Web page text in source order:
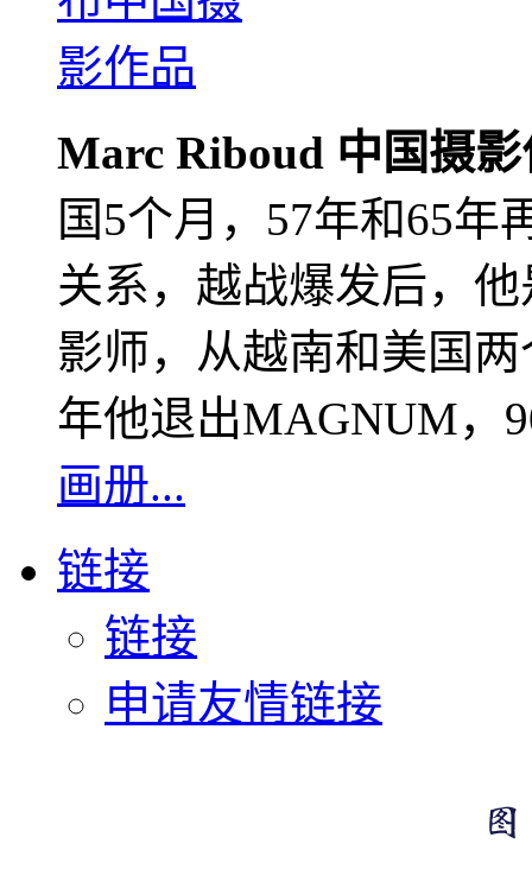
Marc Riboud 中国摄
国5个月，57年和65年
关系，越战爆发后，
影师，从越南和美国
年他退出MAGNUM，
画册...
链接
链接
申请友情链接